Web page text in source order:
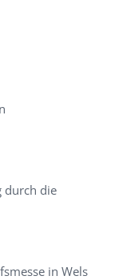
durch die
in Wels